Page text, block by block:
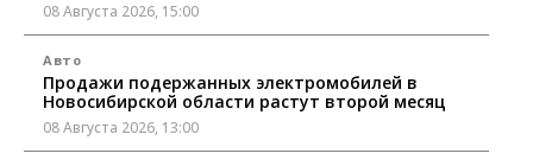
08 Августа 2026, 15:00
Авто
Продажи подержанных электромобилей в
Новосибирской области растут второй месяц
08 Августа 2026, 13:00